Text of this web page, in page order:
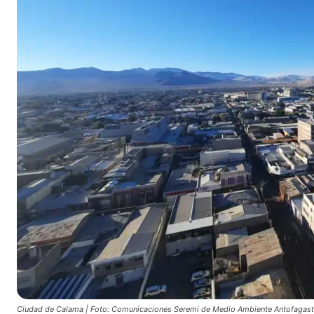
Ciudad de Calama | Foto: Comunicaciones Seremi de Medio Ambiente